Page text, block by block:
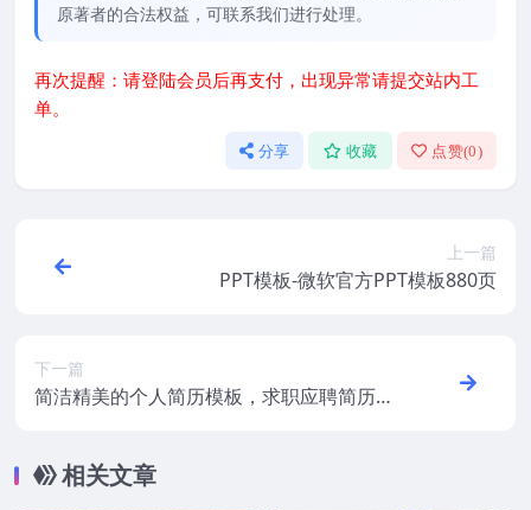
原著者的合法权益，可联系我们进行处理。
再次提醒：请登陆会员后再支付，出现异常请提交站内工
单。
分享 收藏 点赞(0)
上一篇
PPT模板-微软官方PPT模板880页
下一篇
简洁精美的个人简历模板，求职应聘简历模
相关文章